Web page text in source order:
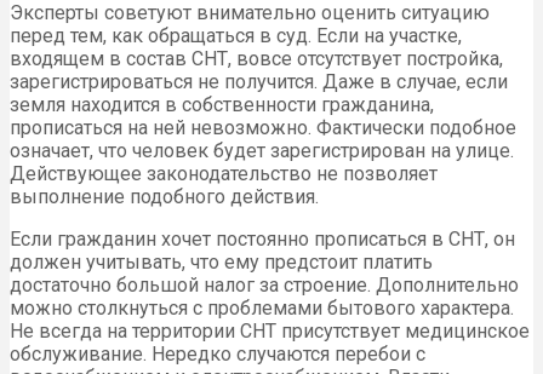
Эксперты советуют внимательно оценить ситуацию
перед тем, как обращаться в суд. Если на участке,
входящем в состав СНТ, вовсе отсутствует постройка,
зарегистрироваться не получится. Даже в случае, если
земля находится в собственности гражданина,
прописаться на ней невозможно. Фактически подобное
означает, что человек будет зарегистрирован на улице.
Действующее законодательство не позволяет
выполнение подобного действия.
Если гражданин хочет постоянно прописаться в СНТ, он
должен учитывать, что ему предстоит платить
достаточно большой налог за строение. Дополнительно
можно столкнуться с проблемами бытового характера.
Не всегда на территории СНТ присутствует медицинское
обслуживание. Нередко случаются перебои с